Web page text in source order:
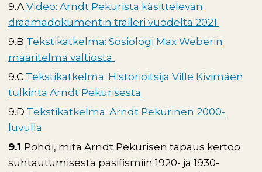
9.A Video: Arndt Pekurista käsittelevän
draamadokumentin traileri vuodelta 2021
9.B Tekstikatkelma: Sosiologi Max Weberin
määritelmä valtiosta
9.C Tekstikatkelma: Historioitsija Ville Kivimäen
tulkinta Arndt Pekurisesta
9.D Tekstikatkelma: Arndt Pekurinen 2000-
luvulla
9.1 Pohdi, mitä Arndt Pekurisen tapaus kertoo
suhtautumisesta pasifismiin 1920- ja 1930-